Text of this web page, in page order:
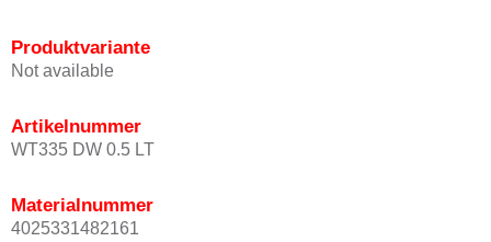
Produktvariante
Not available
Artikelnummer
WT335 DW 0.5 LT
Materialnummer
4025331482161